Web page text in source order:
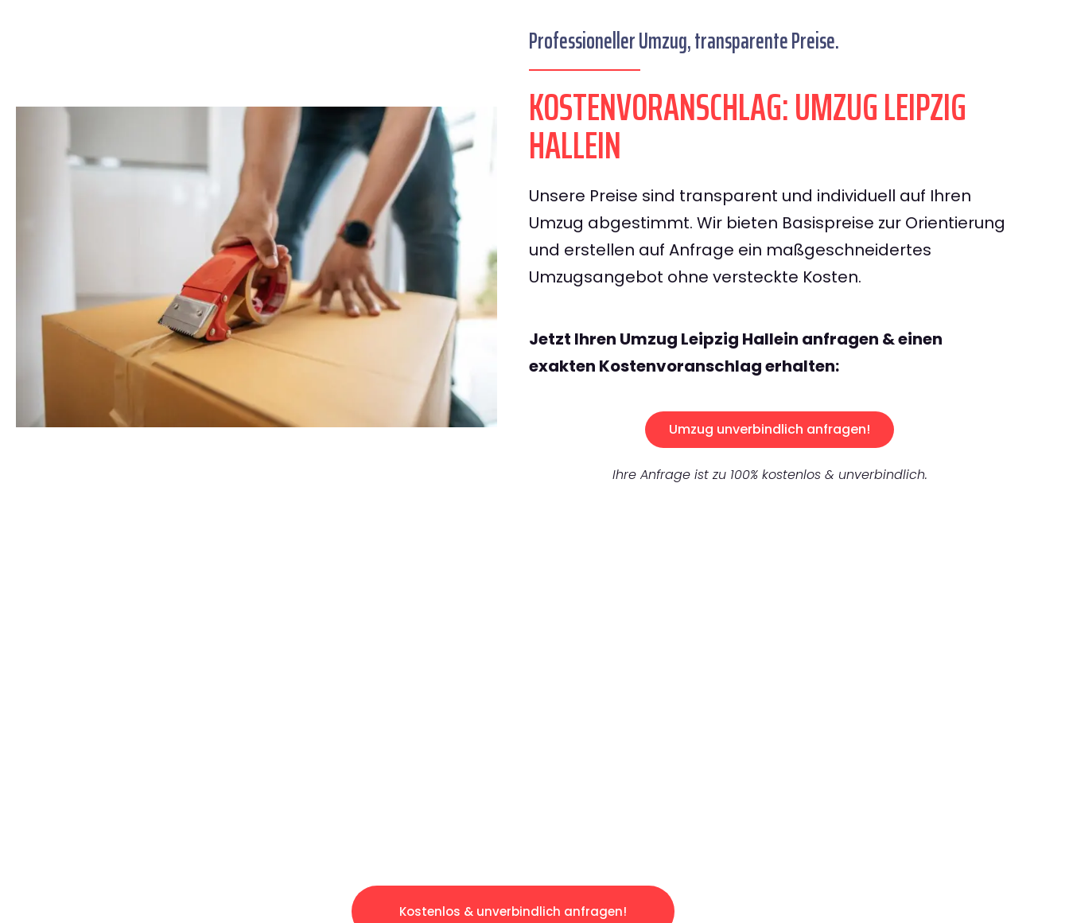
Professioneller Umzug, transparente Preise.
KOSTENVORANSCHLAG: UMZUG LEIPZIG
HALLEIN
Unsere Preise sind transparent und individuell auf Ihren
Umzug abgestimmt. Wir bieten Basispreise zur Orientierung
und erstellen auf Anfrage ein maßgeschneidertes
Umzugsangebot ohne versteckte Kosten.
Jetzt Ihren Umzug Leipzig Hallein anfragen & einen
exakten Kostenvoranschlag erhalten:
Umzug unverbindlich anfragen!
Ihre Anfrage ist zu 100% kostenlos & unverbindlich.
Kostenlos & unverbindlich anfragen!